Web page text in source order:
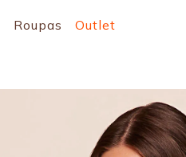
Roupas Outlet